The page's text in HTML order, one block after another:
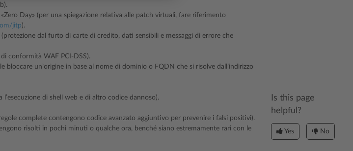
Day» (per una spiegazione relativa alle patch virtuali, fare riferimento
jitp).
dal furto di carte di credito, dati sensibili e messaggi di errore che
conformità WAF PCI-DSS).
bloccare un’origine in base al nome di dominio o FQDN che si risolve dall’indirizzo
l’esecuzione di shell web e di altro codice dannoso).
complete contengono codice avanzato aggiuntivo per prevenire i falsi positivi).
risolti in pochi minuti o qualche ora, benché siano estremamente rari con le
Is this page
helpful?
Yes No